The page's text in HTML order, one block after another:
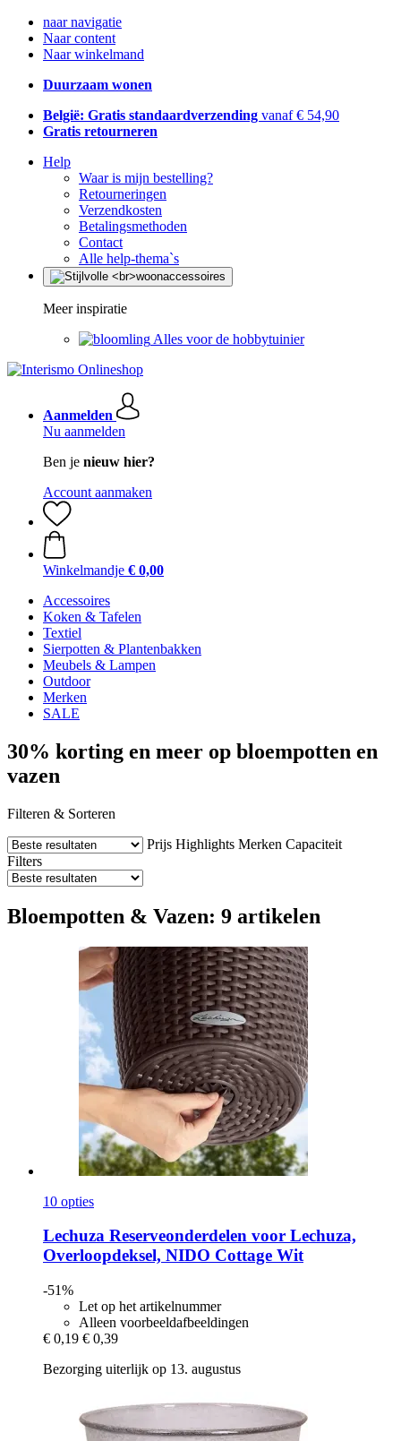
naar navigatie
Naar content
Naar winkelmand
Duurzaam wonen
België: Gratis standaardverzending vanaf € 54,90
Gratis retourneren
Help
Waar is mijn bestelling?
Retourneringen
Verzendkosten
Betalingsmethoden
Contact
Alle help-thema`s
Meer inspiratie
Alles voor de hobbytuinier
Aanmelden
Nu aanmelden
Ben je nieuw hier?
Account aanmaken
Winkelmandje € 0,00
Accessoires
Koken & Tafelen
Textiel
Sierpotten & Plantenbakken
Meubels & Lampen
Outdoor
Merken
SALE
30% korting en meer op bloempotten en
vazen
Filteren & Sorteren
Prijs Highlights Merken Capaciteit
Filters
Bloempotten & Vazen: 9 artikelen
10 opties
Lechuza Reserveonderdelen voor Lechuza,
Overloopdeksel, NIDO Cottage Wit
-51%
Let op het artikelnummer
Alleen voorbeeldafbeeldingen
€ 0,19 € 0,39
Bezorging uiterlijk op 13. augustus